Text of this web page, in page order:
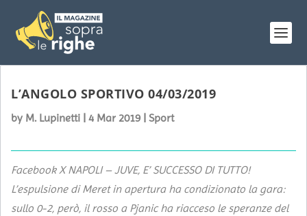
L’ANGOLO SPORTIVO 04/03/2019
by M. Lupinetti | 4 Mar 2019 | Sport
Facebook X NAPOLI – JUVE, E’ SUCCESSO DI TUTTO!
L’espulsione di Meret in apertura ha condizionato la gara:
sullo 0-2, però, il rosso a Pjanic ha riacceso le speranze del